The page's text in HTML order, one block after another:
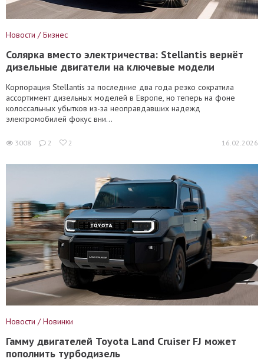
Новости / Бизнес
Солярка вместо электричества: Stellantis вернёт
дизельные двигатели на ключевые модели
Корпорация Stellantis за последние два года резко сократила
ассортимент дизельных моделей в Европе, но теперь на фоне
колоссальных убытков из-за неоправдавших надежд
электромобилей фокус вни...
3008 2 2 16.02.2026
Новости / Новинки
Гамму двигателей Toyota Land Cruiser FJ может
пополнить турбодизель